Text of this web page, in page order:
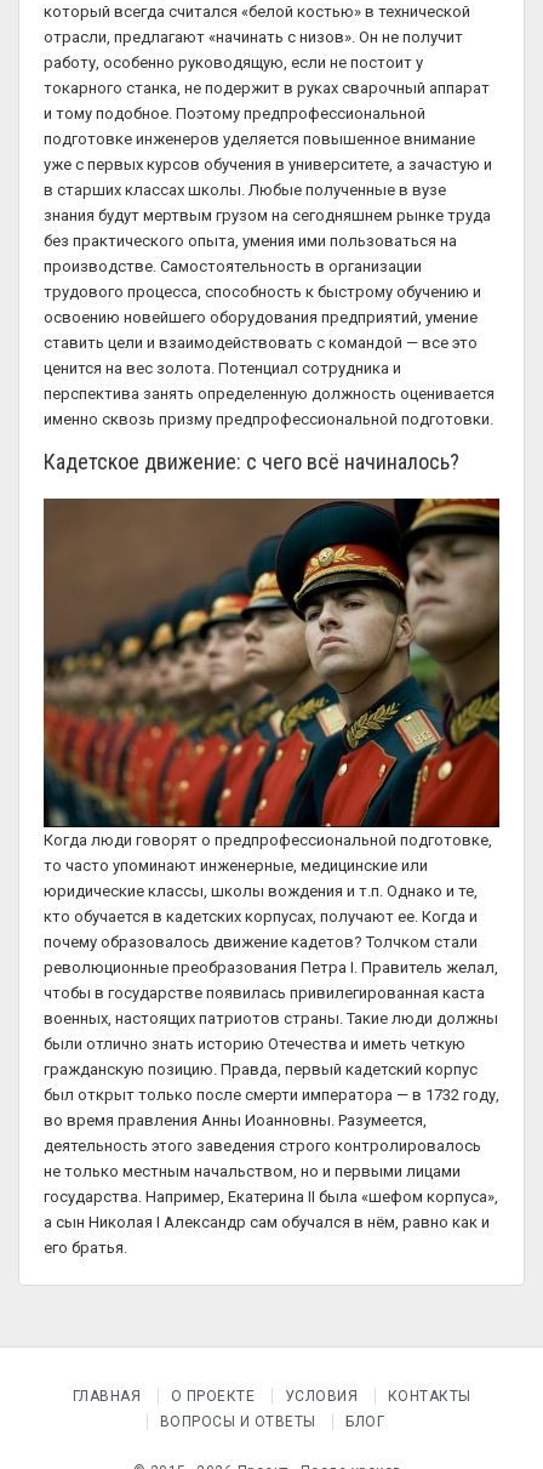
который всегда считался «белой костью» в технической
отрасли, предлагают «начинать с низов». Он не получит
работу, особенно руководящую, если не постоит у
токарного станка, не подержит в руках сварочный аппарат
и тому подобное. Поэтому предпрофессиональной
подготовке инженеров уделяется повышенное внимание
уже с первых курсов обучения в университете, а зачастую и
в старших классах школы. Любые полученные в вузе
знания будут мертвым грузом на сегодняшнем рынке труда
без практического опыта, умения ими пользоваться на
производстве. Самостоятельность в организации
трудового процесса, способность к быстрому обучению и
освоению новейшего оборудования предприятий, умение
ставить цели и взаимодействовать с командой — все это
ценится на вес золота. Потенциал сотрудника и
перспектива занять определенную должность оценивается
именно сквозь призму предпрофессиональной подготовки.
Кадетское движение: с чего всё начиналось?
Когда люди говорят о предпрофессиональной подготовке,
то часто упоминают инженерные, медицинские или
юридические классы, школы вождения и т.п. Однако и те,
кто обучается в кадетских корпусах, получают ее. Когда и
почему образовалось движение кадетов? Толчком стали
революционные преобразования Петра I. Правитель желал,
чтобы в государстве появилась привилегированная каста
военных, настоящих патриотов страны. Такие люди должны
были отлично знать историю Отечества и иметь четкую
гражданскую позицию. Правда, первый кадетский корпус
был открыт только после смерти императора — в 1732 году,
во время правления Анны Иоанновны. Разумеется,
деятельность этого заведения строго контролировалось
не только местным начальством, но и первыми лицами
государства. Например, Екатерина II была «шефом корпуса»,
а сын Николая I Александр сам обучался в нём, равно как и
его братья.
ГЛАВНАЯ О ПРОЕКТЕ УСЛОВИЯ
КОНТАКТЫ
ВОПРОСЫ И ОТВЕТЫ
БЛОГ